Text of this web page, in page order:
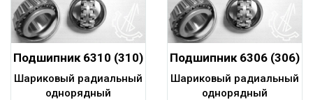
Подшипник 6310 (310)
шариковый
радиальный
Шариковый радиальный
однорядный
Подшипник 6306 (306)
шариковый
радиальный
Шариковый радиальный
однорядный